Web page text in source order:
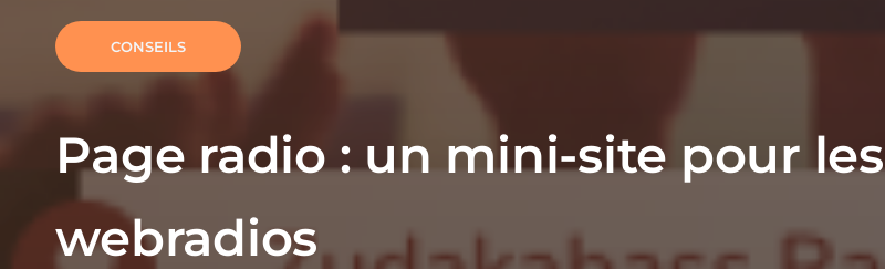
CONSEILS
Page radio : un mini-site pour les
webradios